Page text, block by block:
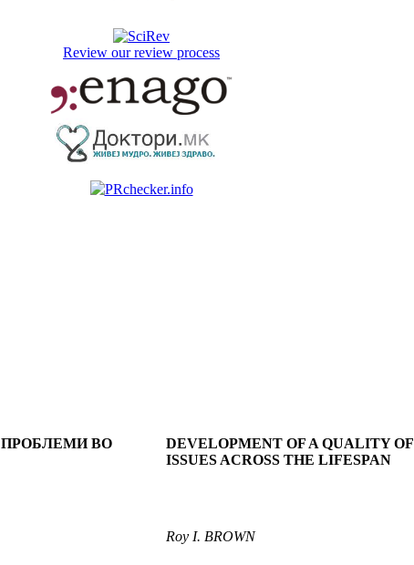
Review our review process
ПРОБЛЕМИ ВО
DEVELOPMENT OF A QUALITY OF
ISSUES ACROSS THE LIFESPAN
Roy I. BROWN